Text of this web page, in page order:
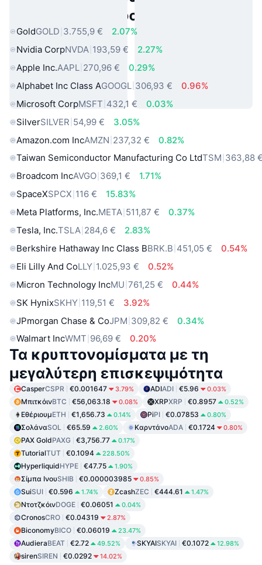
πραγματικού κόσμου
GoldGOLD 3.755,9 €
2.07%
Nvidia CorpNVDA 193,59 €
2.27%
Apple Inc.AAPL 270,96 €
0.29%
Alphabet Inc Class AGOOGL 306,93 €
0.96%
Microsoft CorpMSFT 432,1 €
0.03%
SilverSILVER 54,99 €
3.05%
Amazon.com IncAMZN 237,32 €
0.82%
Taiwan Semiconductor Manufacturing Co LtdTSM 363,88
Broadcom IncAVGO 369,1 €
1.71%
SpaceXSPCX 116 €
15.83%
Meta Platforms, Inc.META 511,87 €
0.37%
Tesla, Inc.TSLA 284,6 €
2.83%
Berkshire Hathaway Inc Class BBRK.B 451,05 €
0.54%
Eli Lilly And CoLLY 1.025,93 €
0.52%
Micron Technology IncMU 761,25 €
0.44%
SK HynixSKHY 119,51 €
3.92%
JPmorgan Chase & CoJPM 309,82 €
0.34%
Walmart IncWMT 96,69 € 0.20%
Τα κρυπτονομίσματα με τη
μεγαλύτερη επισκεψιμότητα
CasperCSPR €0.001647 3.79% ADIADI €5.96 0.03%
ΜπιτκόινBTC €56,063.18 0.08% XRPXRP €0.8957 0.52%
ΕθέριουμETH €1,656.73 0.14% PiPI €0.07853 0.80%
ΣολάναSOL €65.59 2.60% ΚαρντάνοADA €0.1724 0.80%
PAX GoldPAXG €3,756.77 0.17%
TutorialTUT €0.1094 228.50%
HyperliquidHYPE €47.75 1.90%
Σίμπα ΙνουSHIB €0.000003985 0.85%
SuiSUI €0.596 1.74% ZcashZEC €444.61 1.47%
ΝτοτζκόινDOGE €0.06051 0.04%
CronosCRO €0.04319 2.87%
BiconomyBICO €0.06019 23.47%
AudieraBEAT €2.72 49.52% SKYAISKYAI €0.1072 12.98%
sirenSIREN €0.0292 14.02%